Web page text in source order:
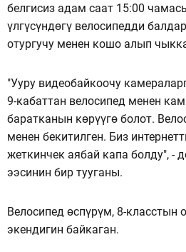
белгисиз адам саат 15:00
үлгүсүндөгү велосипедди
отургучу менен кошо алып
"Ууру видеобайкоочу
9-кабаттан велосипед менен
баратканын көрүүгө болот.
менен бекитилген. Биз
жеткинчек аябай капа болду", -
ээсинин бир тууганы.
Велосипед өспүрүм, 8-класстын
экендигин байкаган.